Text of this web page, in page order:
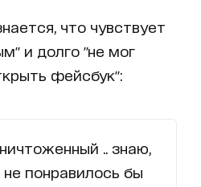
что чувствует
и долго "не мог
фейсбук":
.. знаю,
не понравилось бы